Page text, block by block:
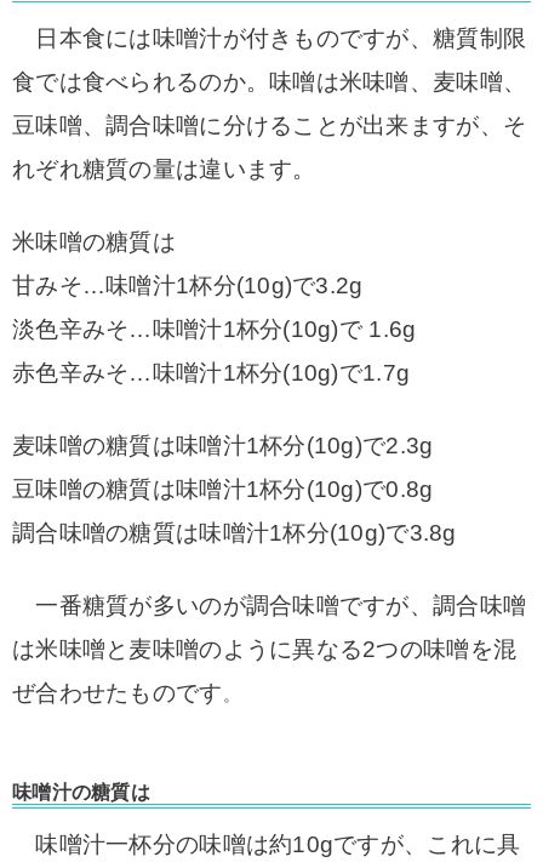
日本食には味噌汁が付きものですが、糖質制限
食では食べられるのか。 味噌は米味噌、麦味噌、
豆味噌、調合味噌に分けることが出来ますが、そ
れぞれ糖質の量は違います。
米味噌の糖質は
甘みそ…味噌汁1杯分(10g)で3.2g
淡色辛みそ…味噌汁1杯分(10g)で 1.6g
赤色辛みそ…味噌汁1杯分(10g)で1.7g
麦味噌の糖質は味噌汁1杯分(10g)で2.3g
豆味噌の糖質は味噌汁1杯分(10g)で0.8g
調合味噌の糖質は味噌汁1杯分(10g)で3.8g
一番糖質が多いのが調合味噌ですが、調合味噌
は米味噌と麦味噌のように異なる2つの味噌を混
ぜ合わせたものです 。
味噌汁の糖質は
味噌汁一杯分の味噌は約10gですが、これに具